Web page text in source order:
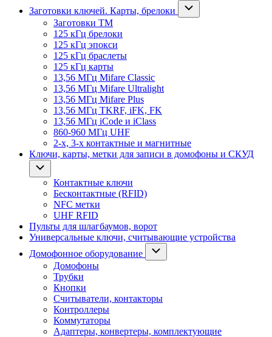
Заготовки ключей. Карты, брелоки
Заготовки ТМ
125 кГц брелоки
125 кГц эпокси
125 кГц браслеты
125 кГц карты
13,56 МГц Mifare Classic
13,56 МГц Mifare Ultralight
13,56 МГц Mifare Plus
13,56 МГц TKRF, iFK, FK
13,56 МГц iCode и iClass
860-960 МГц UHF
2-х, 3-х контактные и магнитные
Ключи, карты, метки для записи в домофоны и СКУД
Контактные ключи
Бесконтактные (RFID)
NFC метки
UHF RFID
Пульты для шлагбаумов, ворот
Универсальные ключи, считывающие устройства
Домофонное оборудование
Домофоны
Трубки
Кнопки
Считыватели, контакторы
Контроллеры
Коммутаторы
Адаптеры, конвертеры, комплектующие